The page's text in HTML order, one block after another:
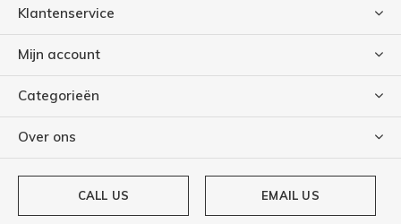
Klantenservice
Mijn account
Categorieën
Over ons
CALL US EMAIL US